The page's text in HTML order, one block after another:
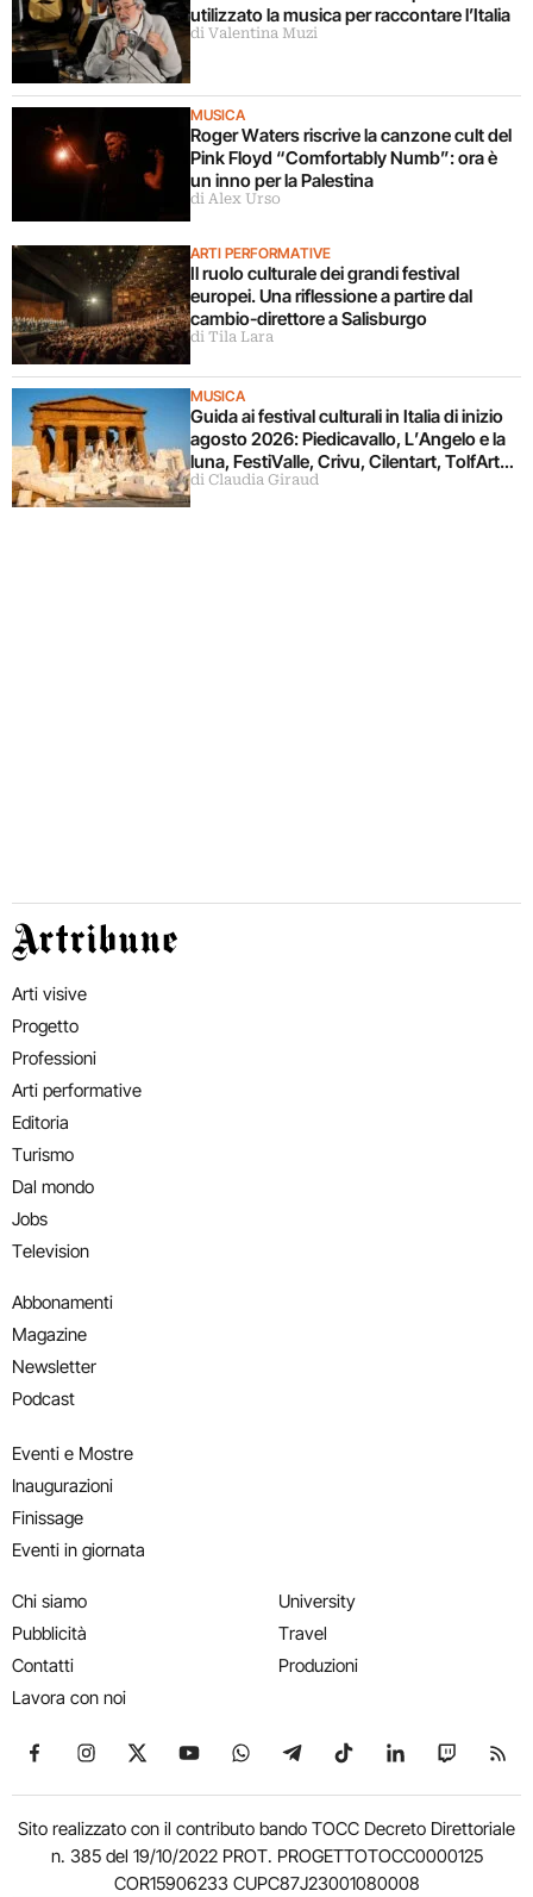
utilizzato la musica per raccontare l’Italia
di Valentina Muzi
MUSICA
Roger Waters riscrive la canzone cult del
Pink Floyd “Comfortably Numb”: ora è
un inno per la Palestina
di Alex Urso
ARTI PERFORMATIVE
Il ruolo culturale dei grandi festival
europei. Una riflessione a partire dal
cambio-direttore a Salisburgo
di Tila Lara
MUSICA
Guida ai festival culturali in Italia di inizio
agosto 2026: Piedicavallo, L’Angelo e la
luna, FestiValle, Crivu, Cilentart, TolfArte,
Pietrasanta è Ceramica
di Claudia Giraud
Artribune
Arti visive
Progetto
Professioni
Arti performative
Editoria
Turismo
Dal mondo
Jobs
Television
Abbonamenti
Magazine
Newsletter
Podcast
Eventi e Mostre
Inaugurazioni
Finissage
Eventi in giornata
Chi siamo
Pubblicità
Contatti
Lavora con noi
University
Travel
Produzioni
Seguici su Facebook
Seguici su Instagram
Seguici su X
Seguici su YouTube
Seguici su WhatsApp
Seguici su Telegram
Seguici su TikTok
Seguici su
Seguici
Sito realizzato con il contributo bando TOCC Decreto Direttoriale
n. 385 del 19/10/2022 PROT. PROGETTOTOCC0000125
COR15906233 CUPC87J23001080008